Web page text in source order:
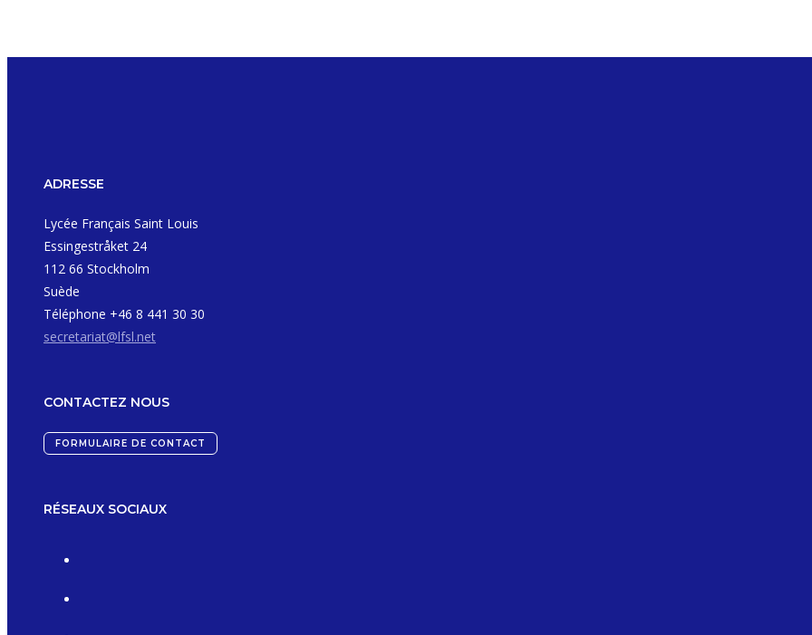
ADRESSE
Lycée Français Saint Louis
Essingestråket 24
112 66 Stockholm
Suède
Téléphone +46 8 441 30 30
secretariat@lfsl.net
CONTACTEZ NOUS
FORMULAIRE DE CONTACT
RÉSEAUX SOCIAUX